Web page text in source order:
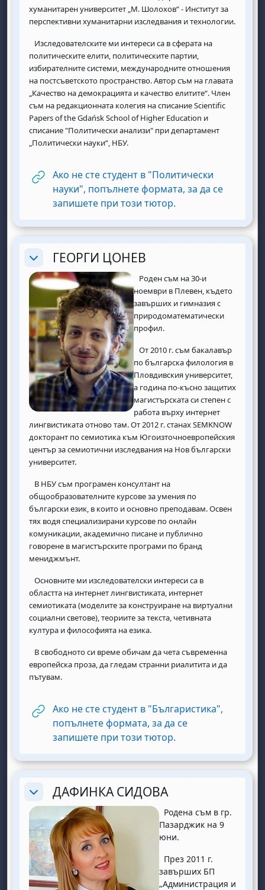
хуманитарен университет „М. Шолохов“ - Институт за
перспективни хуманитарни изследвания и технологии.
Изследователските ми интереси са в сферата на
политическите елити, политическите партии,
избирателните системи, международните отношения
на постсъветското пространство. Автор съм на главата
„Качество на демокрацията и качество елитите“. Член
съм на редакционната колегия на списание Scientific
Papers of the Gdańsk School of Higher Education и
списание "Политически анализи" при департамент
„Политически науки“, НБУ.
Ако не сте студент в "Политически
науки", попълнете формата, за да се
запишете при този тютор.
ReplierГЕОРГИ ЦОНЕВ
Роден съм на 30-и
ноември в Плевен, където
завърших и гимназия с
природоматематически
профил.
От 2010 г. съм бакалавър
по българска филология в
Пловдивския университет,
а година по-късно защитих
магистърската си степен с
работа върху интернет
лингвистиката отново там. От 2012 г. станах SEMKNOW
докторант по семиотика към Югоизточноевропейския
център за семиотични изследвания на Нов български
университет.
В НБУ съм програмен консултант на
общообразователните курсове за умения по
български език, в които и основно преподавам. Освен
тях водя специализирани курсове по онлайн
комуникации, академично писане и публично
говорене в магистърските програми по бранд
мениджмънт.
Основните ми изследователски интереси са в
областта на интернет лингвистиката, интернет
семиотиката (моделите за конструиране на виртуални
социални светове), теориите за текста, четивната
култура и философията на езика.
В свободното си време обичам да чета съвременна
европейска проза, да гледам странни риалитита и да
пътувам.
Ако не сте студент в "Българистика",
попълнете формата, за да се
запишете при този тютор.
ReplierДАФИНКА СИДОВА
Родена съм в гр.
Пазарджик на 9
юни.
През 2011 г.
завърших БП
„Администрация и